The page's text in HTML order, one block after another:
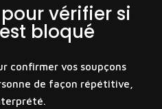
vérifier si
bloqué
confirmer vos soupçons
de façon répétitive,